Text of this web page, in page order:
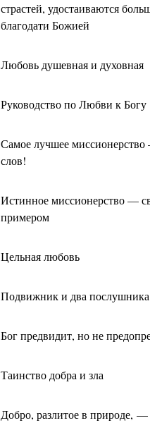
страстей, удостаиваются
благодати Божией
Любовь душевная и духовная
Руководство по Любви к Богу
Самое лучшее
слов!
Истинное миссионерство —
примером
Цельная любовь
Подвижник и два послушника
Бог предвидит, но не
Таинство добра и зла
Добро, разлитое в природе, —